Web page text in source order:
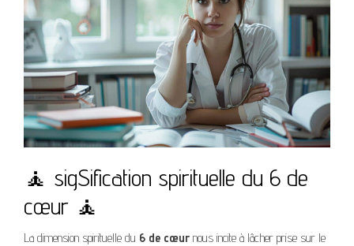
🧘 sigSification spirituelle du 6 de
cœur 🧘
La dimension spirituelle du 6 de cœur nous incite à lâcher prise sur le